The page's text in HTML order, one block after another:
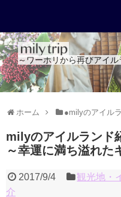
～ワーホリから再びアイル
ホーム ●milyのアイル
milyのアイルラン
～幸運に満ち溢れた
2017/9/4 観光地・
介